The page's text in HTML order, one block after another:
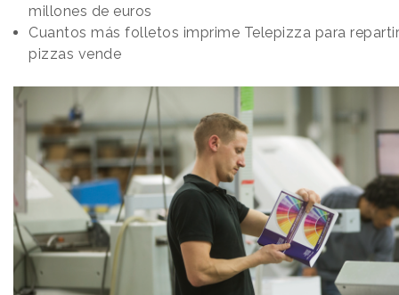
millones de euros
Cuantos más folletos imprime Telepizza para
pizzas vende